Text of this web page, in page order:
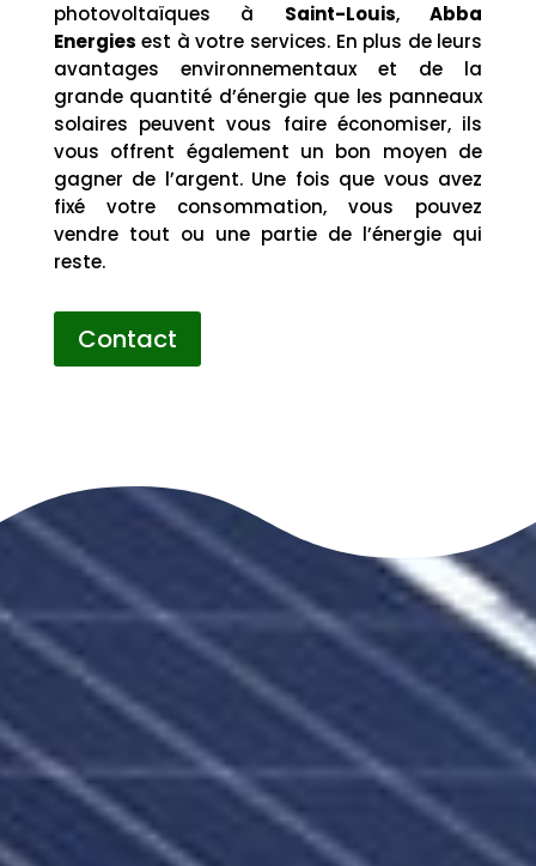
photovoltaïques à Saint-Louis,Abba
Energies est à votre services. En plus de leurs
avantages environnementaux et de la
grande quantité d’énergie que les panneaux
solaires peuvent vous faire économiser, ils
vous offrent également un bon moyen de
gagner de l’argent. Une fois que vous avez
fixé votre consommation, vous pouvez
vendre tout ou une partie de l’énergie qui
reste.
Contact